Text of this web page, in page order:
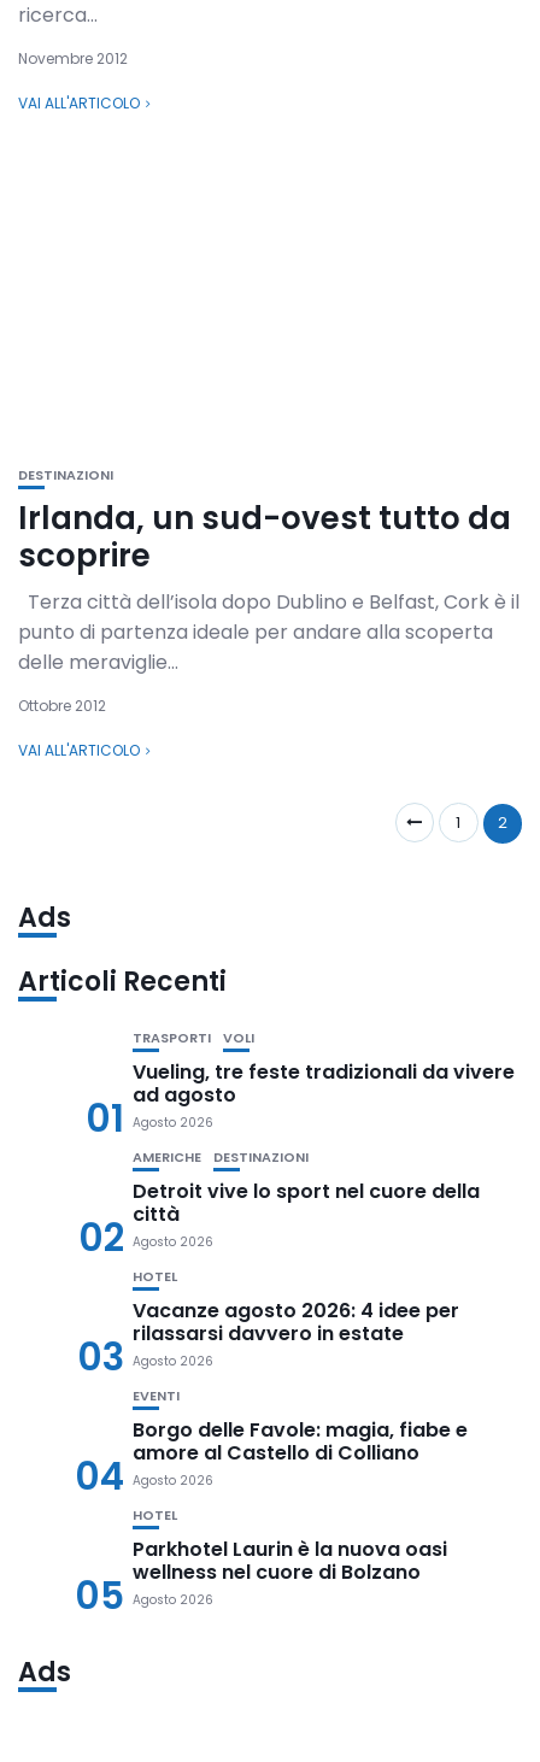
ricerca...
Novembre 2012
VAI ALL'ARTICOLO
DESTINAZIONI
Irlanda, un sud-ovest tutto da
scoprire
Terza città dell’isola dopo Dublino e Belfast, Cork è il
punto di partenza ideale per andare alla scoperta
delle meraviglie...
Ottobre 2012
VAI ALL'ARTICOLO
1 2
Ads
Articoli Recenti
01
TRASPORTI VOLI
Vueling, tre feste tradizionali da vivere
ad agosto
Agosto 2026
02
AMERICHE DESTINAZIONI
Detroit vive lo sport nel cuore della
città
Agosto 2026
03
HOTEL
Vacanze agosto 2026: 4 idee per
rilassarsi davvero in estate
Agosto 2026
04
EVENTI
Borgo delle Favole: magia, fiabe e
amore al Castello di Colliano
Agosto 2026
05
HOTEL
Parkhotel Laurin è la nuova oasi
wellness nel cuore di Bolzano
Agosto 2026
Ads